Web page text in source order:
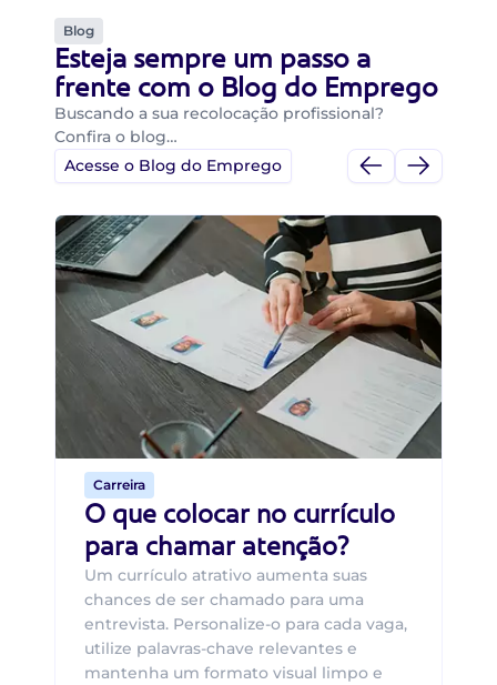
Blog
Esteja sempre um passo a
frente com o Blog do Emprego
Buscando a sua recolocação profissional?
Confira o blog…
Acesse o Blog do Emprego
Carreira
O que colocar no currículo
para chamar atenção?
Um currículo atrativo aumenta suas
chances de ser chamado para uma
entrevista. Personalize-o para cada vaga,
utilize palavras-chave relevantes e
mantenha um formato visual limpo e